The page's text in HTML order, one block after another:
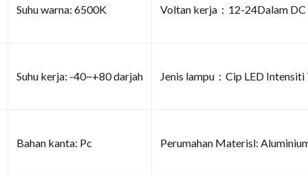
Suhu warna: 6500K Voltan kerja：12-24Dalam DC
Suhu kerja: -40~+80 darjah Jenis lampu：Cip LED
Bahan kanta: Pc Perumahan Materisl: